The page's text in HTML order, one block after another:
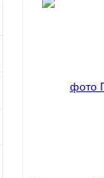
В избранное